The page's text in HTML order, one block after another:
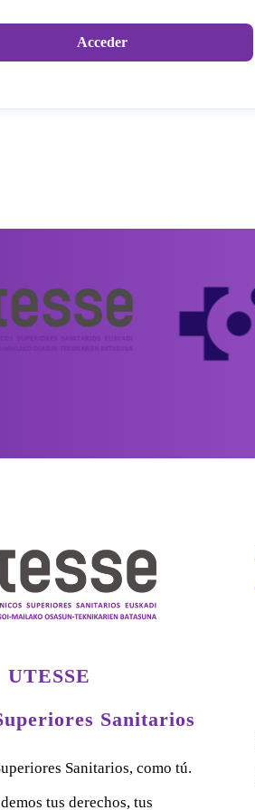
UTESSE
Sanitarios
Sanitarios, como tú.
tus derechos, tus